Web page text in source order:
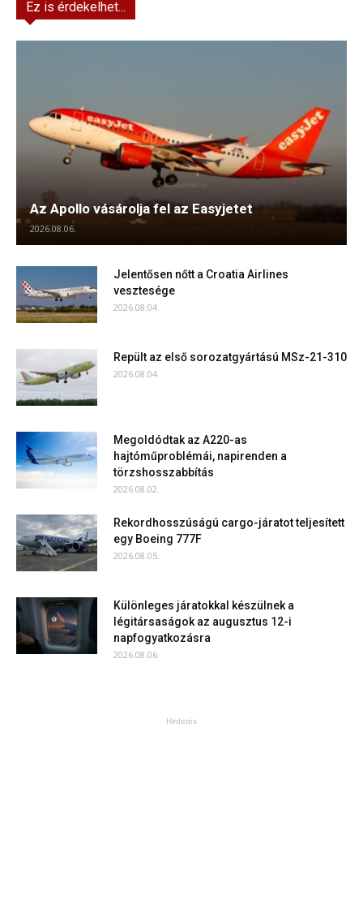
Ez is érdekelhet...
Az Apollo vásárolja fel az Easyjetet
2026.08.06.
Jelentősen nőtt a Croatia Airlines
vesztesége
2026.08.04.
Repült az első sorozatgyártású MSz-21-310
2026.08.04.
Megoldódtak az A220-as
hajtóműproblémái, napirenden a
törzshosszabbítás
2026.08.02.
Rekordhosszúságú cargo-járatot teljesített
egy Boeing 777F
2026.08.05.
Különleges járatokkal készülnek a
légitársaságok az augusztus 12-i
napfogyatkozásra
2026.08.06.
Hirdetés